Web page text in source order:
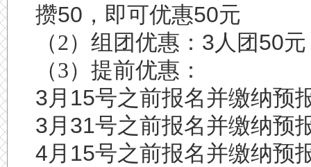
攒50 ，即可优惠50元
（2）组团优惠： 3人团50
（3）提前优惠：
3月 15号之前报名并缴纳预
3月 31号之前报名并缴纳预
4月 15号之前报名并缴纳预